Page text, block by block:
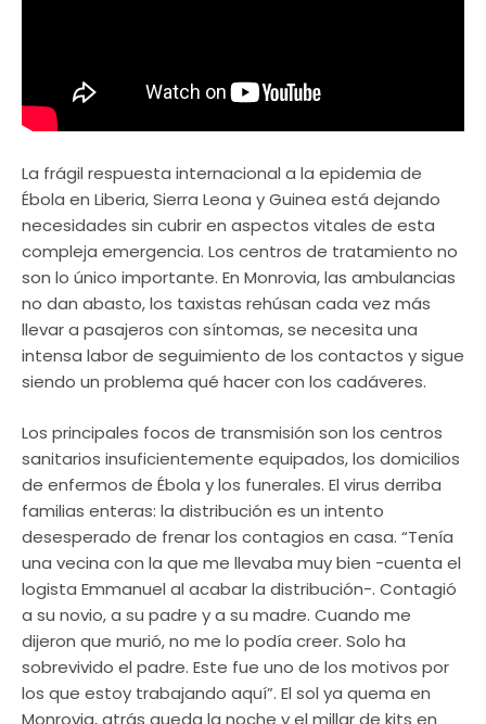
La frágil respuesta internacional a la epidemia de
Ébola en Liberia, Sierra Leona y Guinea está dejando
necesidades sin cubrir en aspectos vitales de esta
compleja emergencia. Los centros de tratamiento no
son lo único importante. En Monrovia, las ambulancias
no dan abasto, los taxistas rehúsan cada vez más
llevar a pasajeros con síntomas, se necesita una
intensa labor de seguimiento de los contactos y sigue
siendo un problema qué hacer con los cadáveres.
Los principales focos de transmisión son los centros
sanitarios insuficientemente equipados, los domicilios
de enfermos de Ébola y los funerales. El virus derriba
familias enteras: la distribución es un intento
desesperado de frenar los contagios en casa. “Tenía
una vecina con la que me llevaba muy bien -cuenta el
logista Emmanuel al acabar la distribución-. Contagió
a su novio, a su padre y a su madre. Cuando me
dijeron que murió, no me lo podía creer. Solo ha
sobrevivido el padre. Este fue uno de los motivos por
los que estoy trabajando aquí”. El sol ya quema en
Monrovia, atrás queda la noche y el millar de kits en